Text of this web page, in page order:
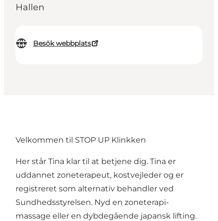
Hallen
Besök webbplats
Velkommen til STOP UP Klinkken
Her står Tina klar til at betjene dig. Tina er
uddannet zoneterapeut, kostvejleder og er
registreret som alternativ behandler ved
Sundhedsstyrelsen. Nyd en zoneterapi-
massage eller en dybdegående japansk lifting.